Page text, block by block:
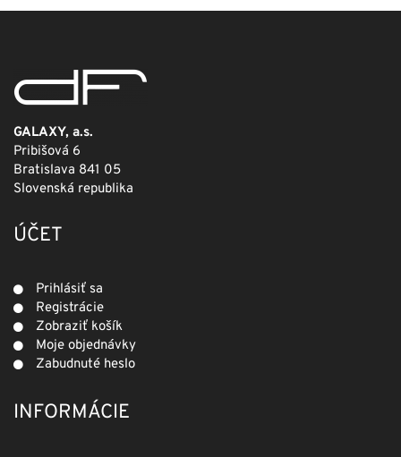
GALAXY, a.s.
Pribišová 6
Bratislava 841 05
Slovenská republika
ÚČET
Prihlásiť sa
Registrácie
Zobraziť košík
Moje objednávky
Zabudnuté heslo
INFORMÁCIE